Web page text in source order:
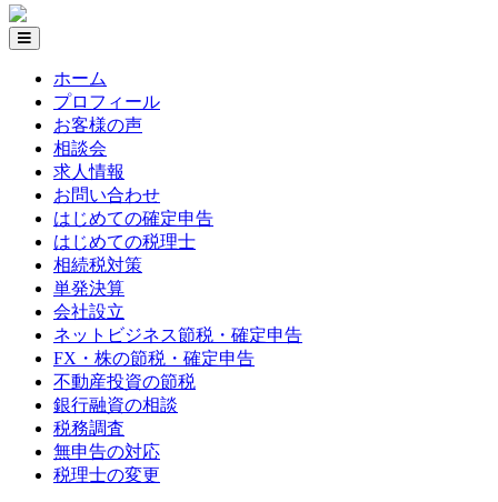
ホーム
プロフィール
お客様の声
相談会
求人情報
お問い合わせ
はじめての確定申告
はじめての税理士
相続税対策
単発決算
会社設立
ネットビジネス節税・確定申告
FX・株の節税・確定申告
不動産投資の節税
銀行融資の相談
税務調査
無申告の対応
税理士の変更